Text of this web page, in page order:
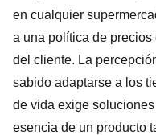
en cualquier
a una política de precios
del cliente. La
sabido adaptarse a los
de vida exige
esencia de un producto